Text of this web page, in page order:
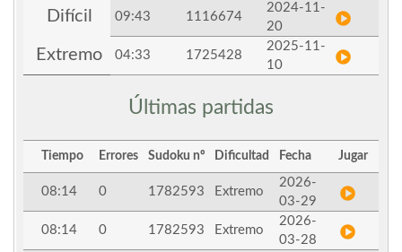
Difícil 09:43 1116674
2024-11-
20
Extremo 04:33 1725428
2025-11-
10
Últimas partidas
Tiempo Errores Sudoku nº Dificultad Fecha Jugar
08:14 0 1782593 Extremo
2026-
03-29
08:14 0 1782593 Extremo
2026-
03-28